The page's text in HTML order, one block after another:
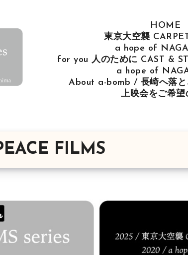
HOME
東京大空襲
a hope of
for you 人のために CAST &
a hope of
About a-bomb / 長崎へ落と
上映会をご希望
FILMS